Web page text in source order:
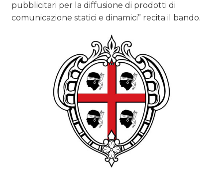
pubblicitari per la diffusione di prodotti di
comunicazione statici e dinamici” recita il bando.